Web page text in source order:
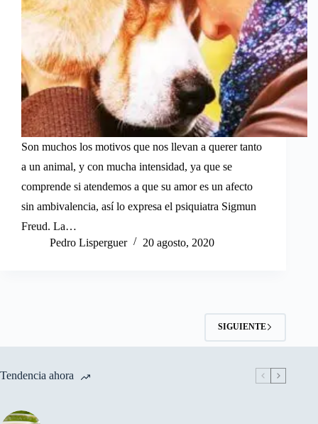
Son muchos los motivos que nos llevan a querer tanto
a un animal, y con mucha intensidad, ya que se
comprende si atendemos a que su amor es un afecto
sin ambivalencia, así lo expresa el psiquiatra Sigmun
Freud. La…
Pedro Lisperguer
20 agosto, 2020
SIGUIENTE
Tendencia ahora